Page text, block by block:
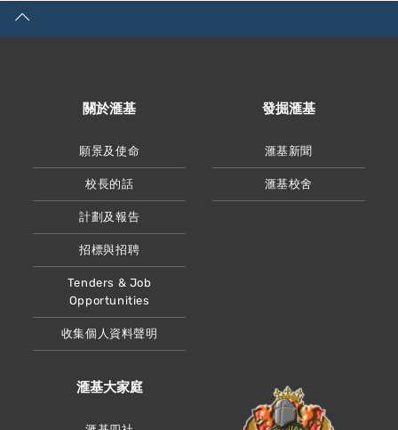
關於滙基
願景及使命
校長的話
計劃及報告
招標與招聘
Tenders & Job
Opportunities
收集個人資料聲明
發掘滙基
滙基新聞
滙基校舍
滙基大家庭